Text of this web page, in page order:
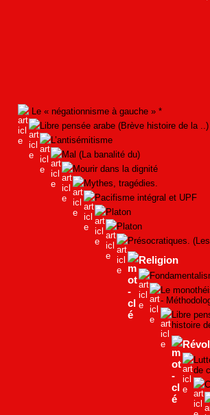
Le « négationnisme à gauche » *
Libre pensée arabe (Brève histoire de la ..) I
L’antisémitisme
Mal (La banalité du)
Mourir dans la dignité
Mythes, tragédies.
Pacifisme intégral et UPF
Platon
Platon
Présocratiques.
Religion
Le
-
Libre
histoire
de